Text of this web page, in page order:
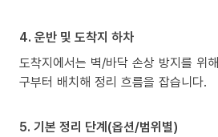
4. 운반 및 도착지 하차
도착지에서는 벽/바닥 손상 방지를 위
구부터 배치해 정리 흐름을 잡습니다.
5. 기본 정리 단계(옵션/범위별)